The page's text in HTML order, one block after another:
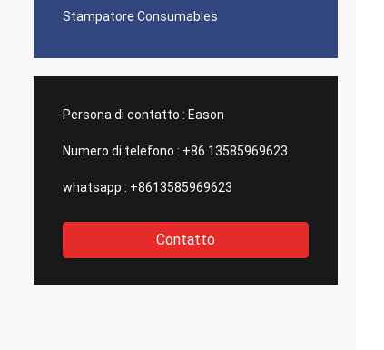
Stampatore Consumables
Persona di contatto : Eason
Numero di telefono : +86 13585969623
whatsapp : +8613585969623
Contatto